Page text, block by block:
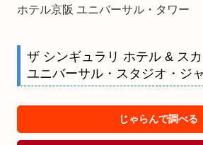
ホテル京阪 ユニバーサル・タワー
ザ シンギュラリ ホテル & ス
ユニバーサル・スタジオ・ジ
じゃらんで調べる